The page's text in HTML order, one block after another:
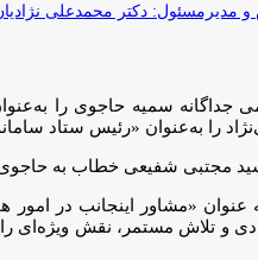
مدیرمسئول: دکتر محمدعلی
سمیه حاجوی را
را به‌عنوان «رئیس ستاد
مجتبی شفیعی خطاب به
«مشاور اینجانب در
و تلاش مستمر، نقش ویژه‌ای